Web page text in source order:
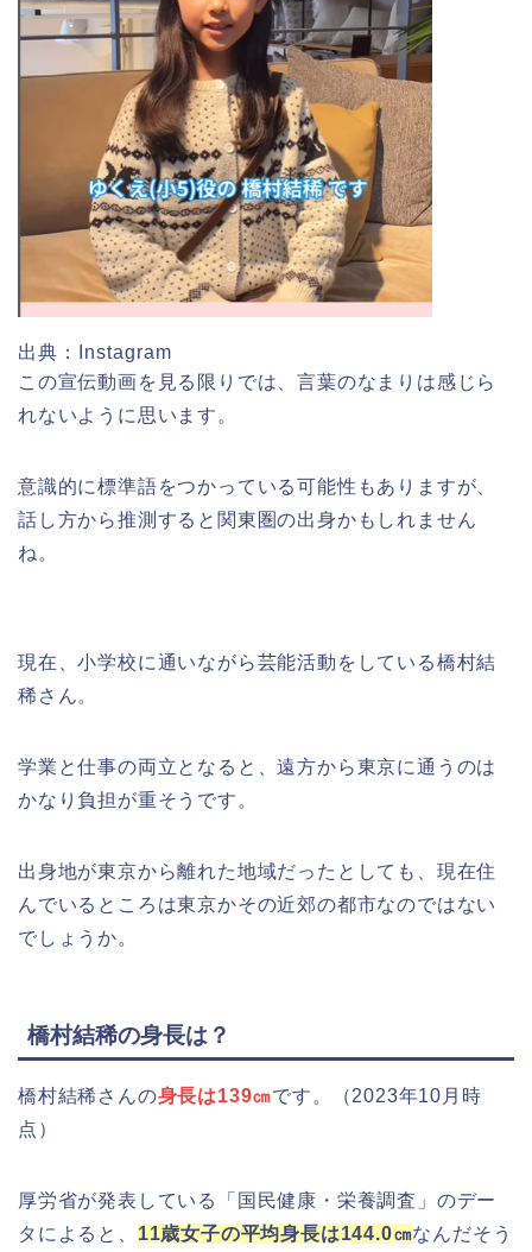
出典：Instagram
この宣伝動画を見る限りでは、言葉のなまりは感じら
れないように思います。
意識的に標準語をつかっている可能性もありますが、
話し方から推測すると関東圏の出身かもしれません
ね。
現在、小学校に通いながら芸能活動をしている橋村結
稀さん。
学業と仕事の両立となると、遠方から東京に通うのは
かなり負担が重そうです。
出身地が東京から離れた地域だったとしても、現在住
んでいるところは東京かその近郊の都市なのではない
でしょうか。
橋村結稀の身長は？
橋村結稀さんの身長は139㎝です。（2023年10月時
点）
厚労省が発表している「国民健康・栄養調査」のデー
タによると、 11歳女子の平均身長は144.0㎝なんだそう